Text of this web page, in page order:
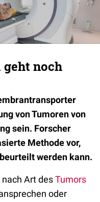
geht noch
von Tumoren von
sein. Forscher
Methode vor,
werden kann.
Art desTumors
oder